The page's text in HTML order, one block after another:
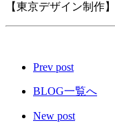
【東京デザイン制作】
Prev post
BLOG一覧へ
New post